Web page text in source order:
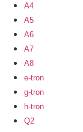
A4
A5
A6
A7
A8
e-tron
g-tron
h-tron
Q2